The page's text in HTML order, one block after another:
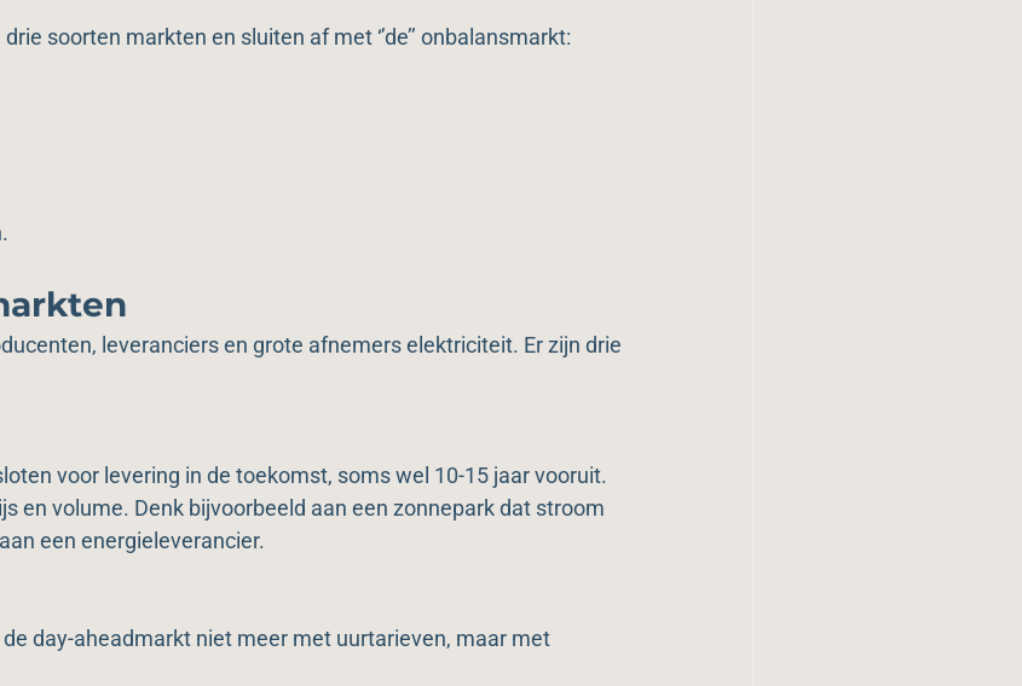
soorten markten en sluiten af met ‘’de’’ onbalansmarkt:
leveranciers en grote afnemers elektriciteit. Er zijn drie
voor levering in de toekomst, soms wel 10-15 jaar vooruit.
en volume. Denk bijvoorbeeld aan een zonnepark dat stroom
een energieleverancier.
day-aheadmarkt niet meer met uurtarieven, maar met